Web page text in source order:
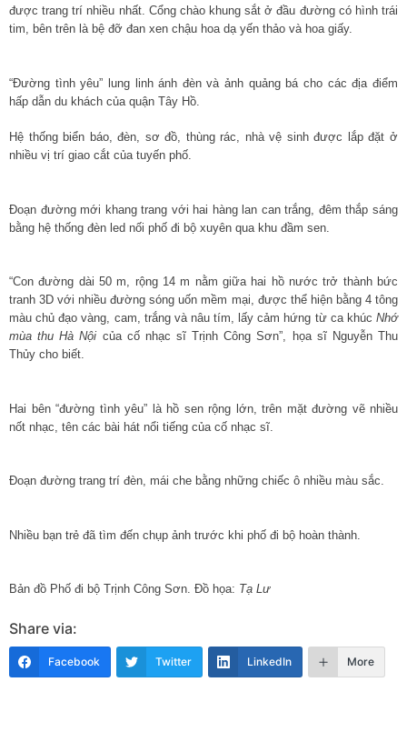
được trang trí nhiều nhất. Cổng chào khung sắt ở đầu đường có hình trái
tim, bên trên là bệ đỡ đan xen chậu hoa dạ yến thảo và hoa giấy.
“Đường tình yêu” lung linh ánh đèn và ảnh quảng bá cho các địa điểm
hấp dẫn du khách của quận Tây Hồ.
Hệ thống biển báo, đèn, sơ đồ, thùng rác, nhà vệ sinh được lắp đặt ở
nhiều vị trí giao cắt của tuyến phố.
Đoạn đường mới khang trang với hai hàng lan can trắng, đêm thắp sáng
bằng hệ thống đèn led nối phố đi bộ xuyên qua khu đầm sen.
“Con đường dài 50 m, rộng 14 m nằm giữa hai hồ nước trở thành bức
tranh 3D với nhiều đường sóng uốn mềm mại, được thể hiện bằng 4 tông
màu chủ đạo vàng, cam, trắng và nâu tím, lấy cảm hứng từ ca khúc Nhớ
mùa thu Hà Nội của cố nhạc sĩ Trịnh Công Sơn”, họa sĩ Nguyễn Thu
Thủy cho biết.
Hai bên “đường tình yêu” là hồ sen rộng lớn, trên mặt đường vẽ nhiều
nốt nhạc, tên các bài hát nổi tiếng của cố nhạc sĩ.
Đoạn đường trang trí đèn, mái che bằng những chiếc ô nhiều màu sắc.
Nhiều bạn trẻ đã tìm đến chụp ảnh trước khi phố đi bộ hoàn thành.
Bản đồ Phố đi bộ Trịnh Công Sơn. Đồ họa: Tạ Lư
Share via:
Facebook Twitter LinkedIn More